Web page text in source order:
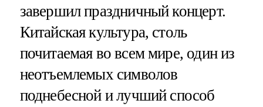
завершил праздничный концерт.
Китайская культура, столь
почитаемая во всем мире, один из
неотъемлемых символов
поднебесной и лучший способ